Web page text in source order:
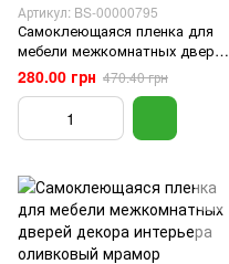
Артикул: BS-00000795
Самоклеющаяся пленка для
мебели межкомнатных дверей
декора интерьера на
бумажной основе яркая кухня
0.45х10M
280.00 грн 470.40 грн